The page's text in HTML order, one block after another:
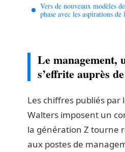
Vers de nouveaux modèles
phase avec les aspirations
Le management,
s’effrite auprès
Les chiffres publiés par
Walters imposent un
la génération Z tourne
aux postes de